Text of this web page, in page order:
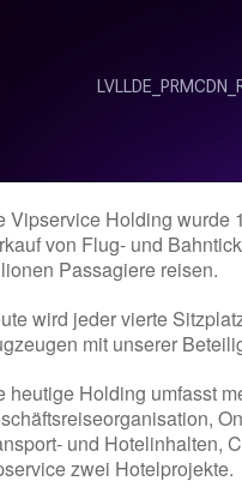
Vipservice Holding wurde
von Flug- und
Passagiere reisen.
wird jeder vierte
mit unserer
heutige Holding umfasst
und Hotelinhalten,
zwei Hotelprojekte.